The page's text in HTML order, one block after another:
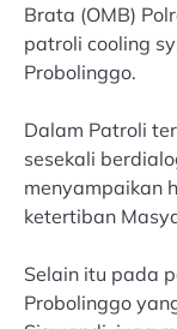
Brata (OMB)
patroli cooling
Probolinggo.
Dalam Patroli
sesekali
menyampaikan
ketertiban
Selain itu pada
Probolinggo